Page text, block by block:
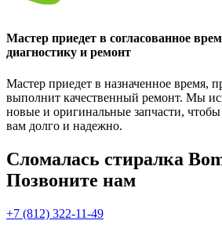
Мастер приедет в согласованное
диагностику и ремонт
Мастер приедет в назначенное время,
выполнит качественный ремонт. Мы
новые и оригинальные запчасти,
вам долго и надежно.
Сломалась стиралка
Позвоните нам
+7 (812) 322-11-49